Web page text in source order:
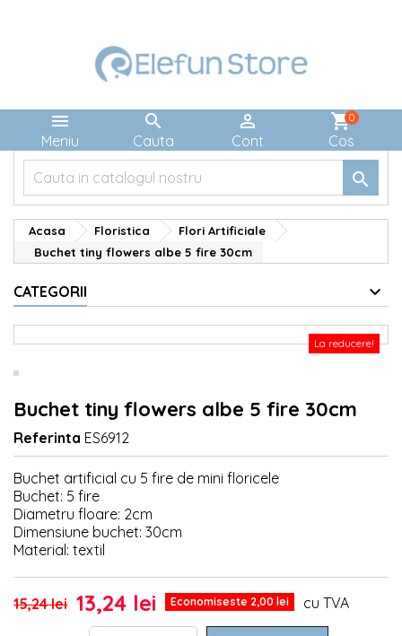

Meniu

Cauta

Cont
shopping_cart
Cos
0

Acasa Floristica
Flori Artificiale
Buchet tiny flowers albe 5 fire 30cm
CATEGORII
La reducere!
Buchet tiny flowers albe 5 fire 30cm
Referinta ES6912
Buchet artificial cu 5 fire de mini floricele
Buchet: 5 fire
Diametru floare: 2cm
Dimensiune buchet: 30cm
Material: textil
15,24 lei 13,24 lei Economiseste 2,00 lei cu TVA